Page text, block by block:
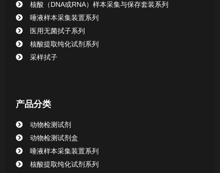
清洁验证棉签系列
动物检测试剂
核酸（DNA或RNA）样本采集与保存套装系列
唾液样本采集装置系列
医用无菌拭子系列
核酸提取纯化试剂系列
采样拭子
产品分类
动物检测试剂
动物检测试剂盒
唾液样本采集装置系列
核酸提取纯化试剂系列